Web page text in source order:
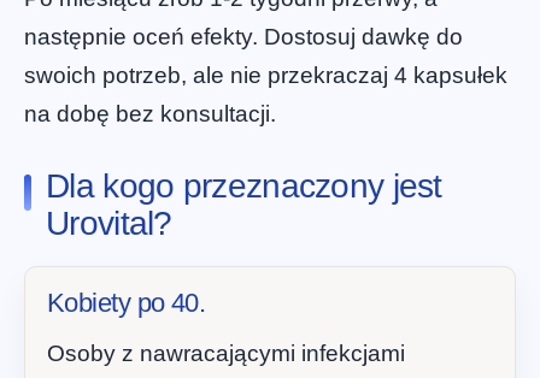
następnie oceń efekty. Dostosuj dawkę do
swoich potrzeb, ale nie przekraczaj 4 kapsułek
na dobę bez konsultacji.
Dla kogo przeznaczony jest
Urovital?
Kobiety po 40.
Osoby z nawracającymi infekcjami